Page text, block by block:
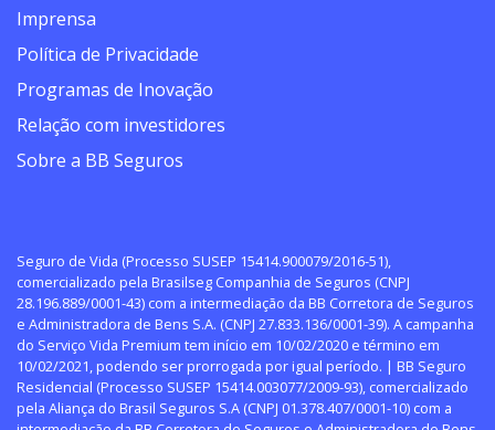
Imprensa
Política de Privacidade
Programas de Inovação
Relação com investidores
Sobre a BB Seguros
Seguro de Vida (Processo SUSEP 15414.900079/2016-51),
comercializado pela Brasilseg Companhia de Seguros (CNPJ
28.196.889/0001-43) com a intermediação da BB Corretora de Seguros
e Administradora de Bens S.A. (CNPJ 27.833.136/0001-39). A campanha
do Serviço Vida Premium tem início em 10/02/2020 e término em
10/02/2021, podendo ser prorrogada por igual período. | BB Seguro
Residencial (Processo SUSEP 15414.003077/2009-93), comercializado
pela Aliança do Brasil Seguros S.A (CNPJ 01.378.407/0001-10) com a